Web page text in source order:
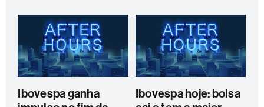
Ibovespa ganha
Ibovespa hoje: bolsa